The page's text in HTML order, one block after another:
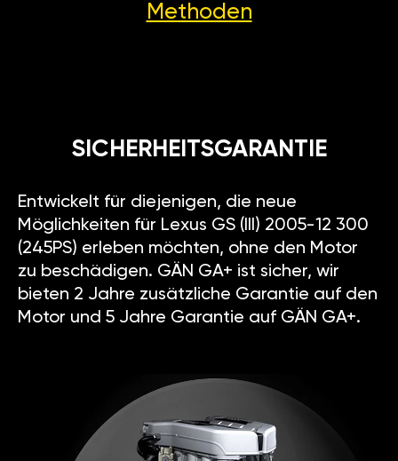
Methoden
SICHERHEITSGARANTIE
Entwickelt für diejenigen, die neue
Möglichkeiten für Lexus GS (III) 2005-12 300
(245PS) erleben möchten, ohne den Motor
zu beschädigen. GÄN GA+ ist sicher, wir
bieten 2 Jahre zusätzliche Garantie auf den
Motor und 5 Jahre Garantie auf GÄN GA+.